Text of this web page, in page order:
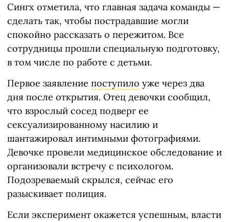
Сингх отметила, что главная задача команды —
сделать так, чтобы пострадавшие могли
спокойно рассказать о пережитом. Все
сотрудницы прошли специальную подготовку,
в том числе по работе с детьми.
Первое заявление поступило уже через два
дня после открытия. Отец девочки сообщил,
что взрослый сосед подверг ее
сексуализированному насилию и
шантажировал интимными фотографиями.
Девочке провели медицинское обследование и
организовали встречу с психологом.
Подозреваемый скрылся, сейчас его
разыскивает полиция.
Если эксперимент окажется успешным, власти